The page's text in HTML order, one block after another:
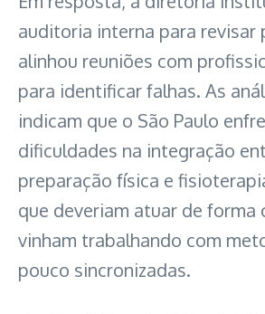
auditoria interna para revisar
alinhou reuniões com
para identificar falhas. As
indicam que o São Paulo
dificuldades na integração
preparação física e
que deveriam atuar de forma
vinham trabalhando com
pouco sincronizadas.